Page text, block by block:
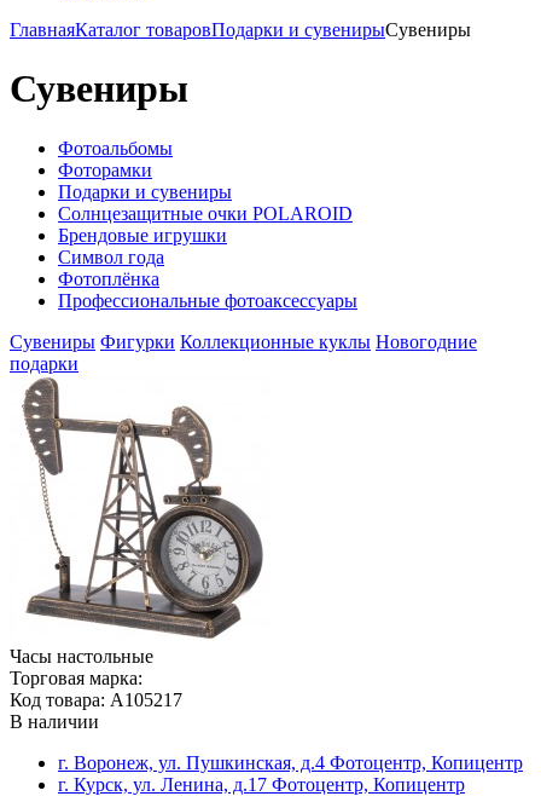
ГлавнаяКаталог товаровПодарки и сувенирыСувениры
Сувениры
Фотоальбомы
Фоторамки
Подарки и сувениры
Солнцезащитные очки POLAROID
Брендовые игрушки
Символ года
Фотоплёнка
Профессиональные фотоаксессуары
Сувениры Фигурки Коллекционные куклы Новогодние
подарки
Часы настольные
Торговая марка:
Код товара: A105217
В наличии
г. Воронеж, ул. Пушкинская, д.4 Фотоцентр, Копицентр
г. Курск, ул. Ленина, д.17 Фотоцентр, Копицентр